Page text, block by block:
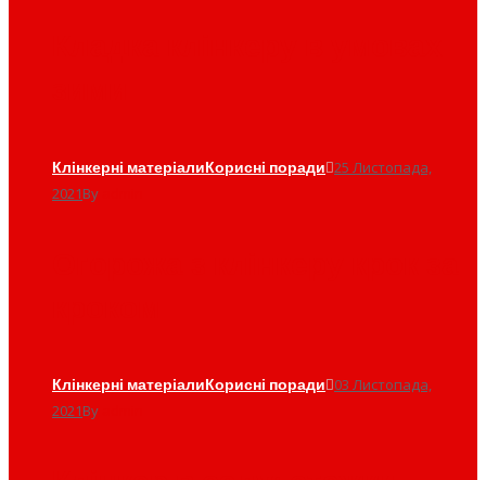
Клінкерні матеріалиКорисні поради 25 Листопада,
2021By
Клінкерні матеріалиКорисні поради 03 Листопада,
2021By